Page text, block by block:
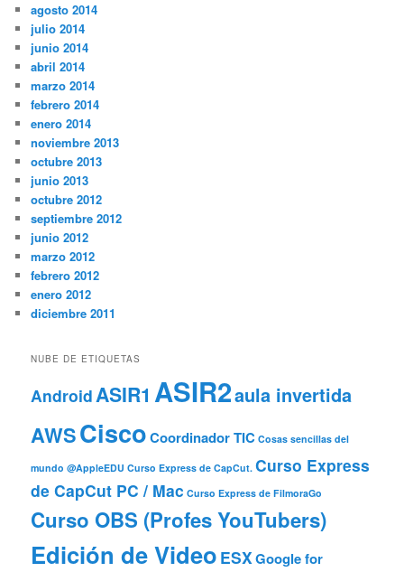
agosto 2014
julio 2014
junio 2014
abril 2014
marzo 2014
febrero 2014
enero 2014
noviembre 2013
octubre 2013
junio 2013
octubre 2012
septiembre 2012
junio 2012
marzo 2012
febrero 2012
enero 2012
diciembre 2011
NUBE DE ETIQUETAS
AndroidASIR1 ASIR2aula invertida
AWSCiscoCoordinador TIC Cosas sencillas del
mundo @AppleEDU Curso Express de CapCut. Curso Express
de CapCut PC / Mac Curso Express de FilmoraGo
Curso OBS (Profes YouTubers)
Edición de Video ESXGoogle for